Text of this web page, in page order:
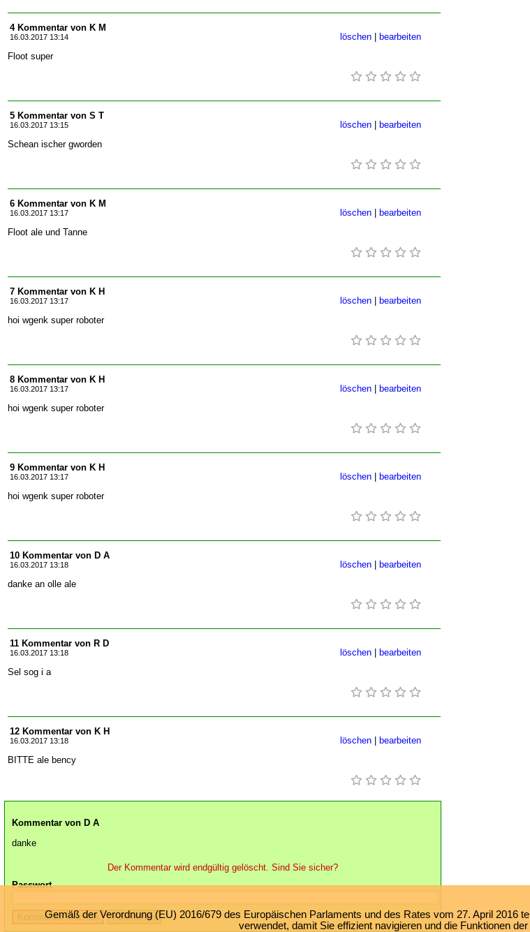
4 Kommentar von K M
16.03.2017 13:14 bearbeiten
löschen
Floot super
5 Kommentar von S T
16.03.2017 13:15 bearbeiten
löschen
Schean ischer gworden
6 Kommentar von K M
16.03.2017 13:17 bearbeiten
löschen
Floot ale und Tanne
7 Kommentar von K H
16.03.2017 13:17 bearbeiten
löschen
hoi wgenk super roboter
8 Kommentar von K H
16.03.2017 13:17 bearbeiten
löschen
hoi wgenk super roboter
9 Kommentar von K H
16.03.2017 13:17 bearbeiten
löschen
hoi wgenk super roboter
10 Kommentar von D A
16.03.2017 13:18 bearbeiten
löschen
danke an olle ale
11 Kommentar von R D
16.03.2017 13:18 bearbeiten
löschen
Sel sog i a
12 Kommentar von K H
16.03.2017 13:18 bearbeiten
löschen
BITTE ale bency
Kommentar von D A
danke
Der Kommentar wird endgültig gelöscht. Sind Sie sicher?
Passwort
Gemäß der Verordnung (EU) 2016/679 des Europäischen Parlaments und des Rates vom 27. April 2016
verwendet, damit Sie effizient navigieren und die Funktionen